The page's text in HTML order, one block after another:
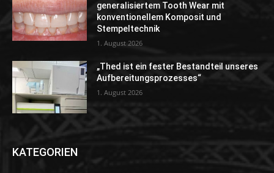
generalisiertem Tooth Wear mit
konventionellem Komposit und
Stempeltechnik
1. August 2026
„Thed ist ein fester Bestandteil unseres
Aufbereitungsprozesses“
1. August 2026
KATEGORIEN